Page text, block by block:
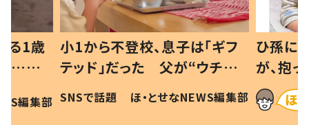
る1歳
…母
現行
編集部
小1から不登校、息子は「ギフ
テッド」だった 父が“ウチ給
食”を作り続ける理由とは #令
和の親 #令和の子
SNSで話題 ほ・とせなNEWS編集部
ひ孫に
が、抱
に「涙
方ない」